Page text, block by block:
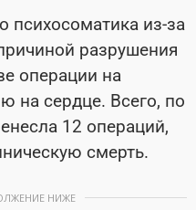
психосоматика из-за
разрушения
операции на
на сердце. Всего, по
12 операций,
смерть.
НИЖЕ